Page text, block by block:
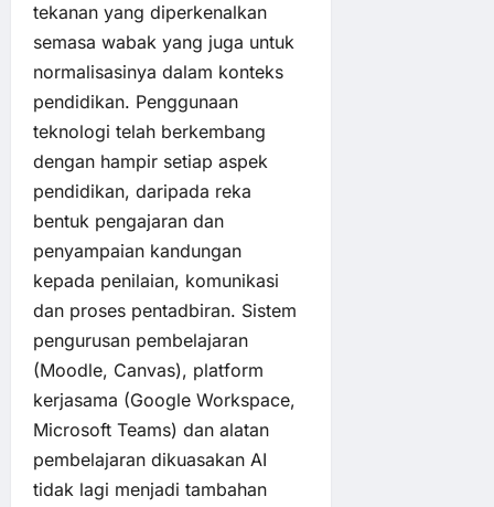
tekanan yang diperkenalkan
semasa wabak yang juga untuk
normalisasinya dalam konteks
pendidikan. Penggunaan
teknologi telah berkembang
dengan hampir setiap aspek
pendidikan, daripada reka
bentuk pengajaran dan
penyampaian kandungan
kepada penilaian, komunikasi
dan proses pentadbiran. Sistem
pengurusan pembelajaran
(Moodle, Canvas), platform
kerjasama (Google Workspace,
Microsoft Teams) dan alatan
pembelajaran dikuasakan AI
tidak lagi menjadi tambahan